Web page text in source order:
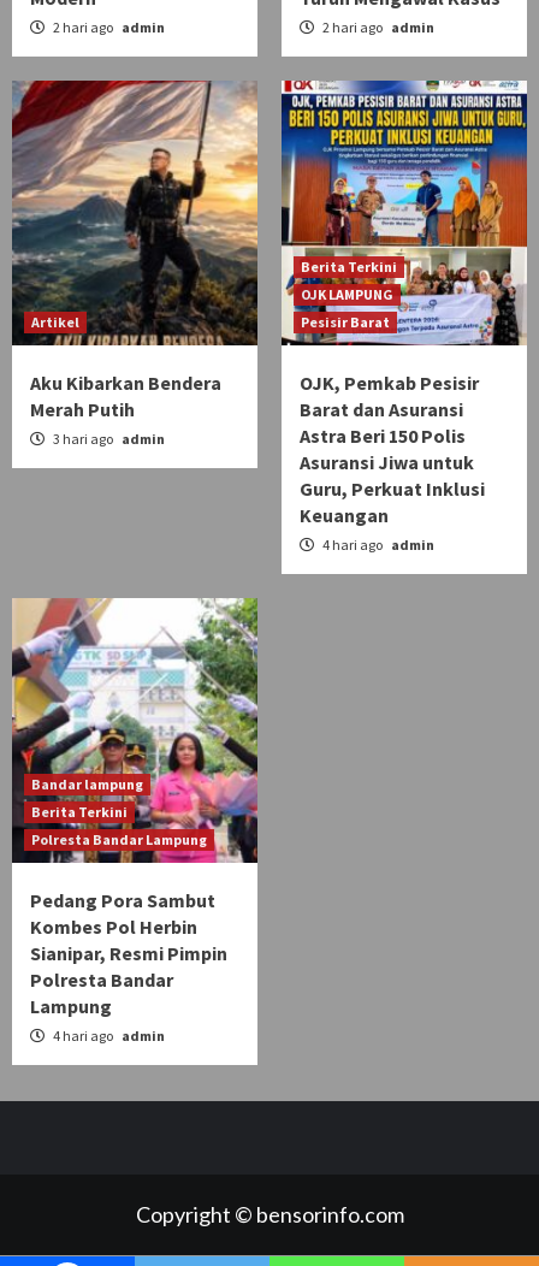
2 hari ago admin 2 hari ago admin
Artikel
Aku Kibarkan Bendera
Merah Putih
3 hari ago admin
Berita Terkini
OJK LAMPUNG
Pesisir Barat
OJK, Pemkab Pesisir
Barat dan Asuransi
Astra Beri 150 Polis
Asuransi Jiwa untuk
Guru, Perkuat Inklusi
Keuangan
4 hari ago admin
Bandar lampung
Berita Terkini
Polresta Bandar Lampung
Pedang Pora Sambut
Kombes Pol Herbin
Sianipar, Resmi Pimpin
Polresta Bandar
Lampung
4 hari ago admin
Copyright © bensorinfo.com